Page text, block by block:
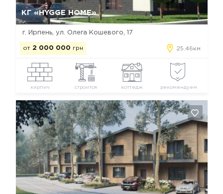
КГ «HYGGE HOME»
г. Ирпень, ул. Олега Кошевого, 17
от 2 000 000 грн 25.46км
кирпич строится коттедж рекомендуем
Да, удалить Отмена